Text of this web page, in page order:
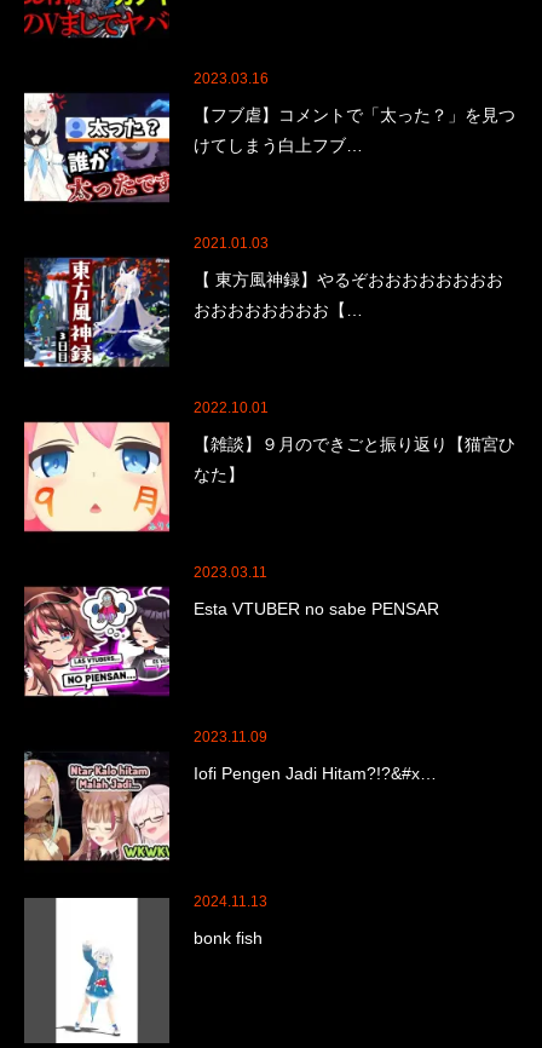
2023.03.16
【フブ虐】コメントで「太った？」を見つ
けてしまう白上フブ…
2021.01.03
【 東方風神録】やるぞおおおおおおおお
おおおおおおおお【…
2022.10.01
【雑談】９月のできごと振り返り【猫宮ひ
なた】
2023.03.11
Esta VTUBER no sabe PENSAR
2023.11.09
Iofi Pengen Jadi Hitam?!?&#x…
2024.11.13
bonk fish